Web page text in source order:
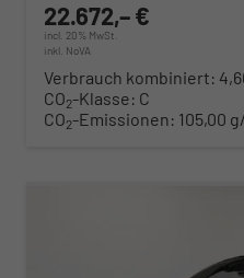
22.672,– €
incl. 20% MwSt.
inkl. NoVA
Verbrauch kombiniert:
CO2-Klasse: C
CO2-Emissionen: 105,00